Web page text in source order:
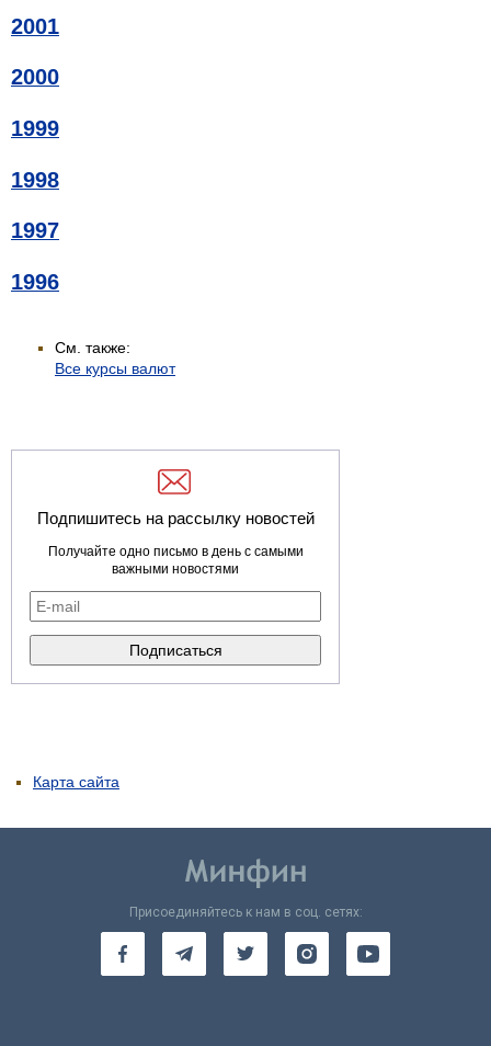
2001
2000
1999
1998
1997
1996
См. также:
Все курсы валют
Подпишитесь на рассылку новостей
Получайте одно письмо в день с самыми
важными новостями
Карта сайта
Присоединяйтесь к нам в соц. сетях: